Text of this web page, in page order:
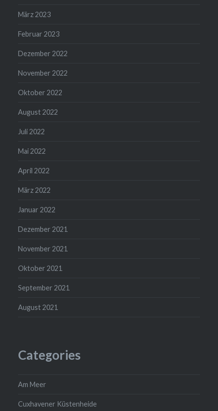
März 2023
Februar 2023
Dezember 2022
November 2022
Oktober 2022
August 2022
Juli 2022
Mai 2022
April 2022
März 2022
Januar 2022
Dezember 2021
November 2021
Oktober 2021
September 2021
August 2021
Categories
Am Meer
Cuxhavener Küstenheide